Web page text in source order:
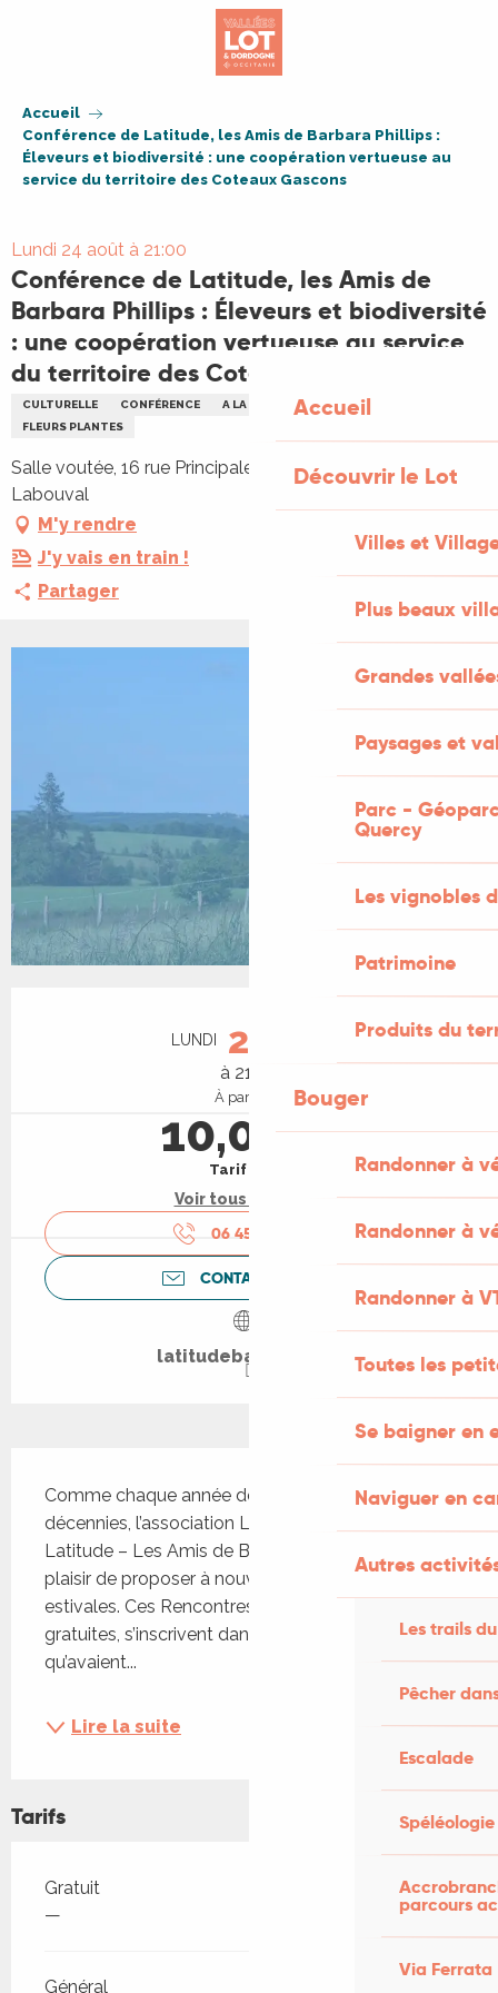
Accueil
Découvrir le Lot
Villes et
Plus beaux
Grandes
Paysages et
Parc -
Quercy
Les vignobles
Patrimoine
Produits du
Bouger
Randonner à
Randonner à
Randonner à
Toutes les
Se baigner en
Naviguer en
Autres
Les trails
Pêcher
Escalade
Spéléologie
parcours
Via Ferrata
Accueil
Conférence de Latitude, les Amis de Barbara Phillips :
Éleveurs et biodiversité : une coopération vertueuse au
service du territoire des Coteaux Gascons
Lundi 24 août à 21:00
Conférence de Latitude, les Amis de
Barbara Phillips : Éleveurs et biodiversité
: une coopération vertueuse au service
du territoire des Coteaux Gascons
CULTURELLE CONFÉRENCE A LA FERME
ENVIRONNEMENT
FLEURS PLANTES
Salle voutée, 16 rue Principale, 46330 Saint-Martin-
Labouval
M'y rendre
J'y vais en train !
Partager
Ouverture et coordonnées
LUNDI 24
à 21:00
À partir de
10,00 €
Tarif plein
Voir tous les tarifs
06 45 70 75
CONTACTEZ-NOUS
latitudebarbara.net
Comme chaque année depuis plus de deux
décennies, l’association Latitude devenue en 2016
Latitude – Les Amis de Barbara Phillips a le grand
plaisir de proposer à nouveau ses Rencontres
estivales. Ces Rencontres culturelles estivales,
gratuites, s’inscrivent dans la continuité de celles
qu’avaient...
Lire la suite
Tarifs
Tarifs 2026
Gratuit
—
Général